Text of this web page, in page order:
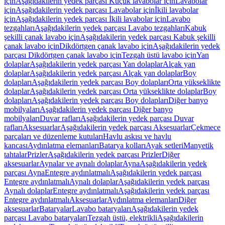
içinAşağıdakilerin yedek parçası Lavabolar içinİkili lavabolar
içinAşağıdakilerin yedek parçası İkili lavabolar içinLavabo
tezgahlarıAşağıdakilerin yedek parçası Lavabo tezgahlarıKabuk
şekilli çanak lavabo içinAşağıdakilerin yedek parçası Kabuk şekilli
çanak lavabo içinDikdörtgen çanak lavabo içinAşağıdakilerin yedek
parçası Dikdörtgen çanak lavabo içinTezgah üstü lavabo içinYan
dolaplarAşağıdakilerin yedek parçası Yan dolaplarAlçak yan
dolaplarAşağıdakilerin yedek parçası Alçak yan dolaplarBoy
dolaplarıAşağıdakilerin yedek parçası Boy dolaplarıOrta yükseklikte
dolaplarAşağıdakilerin yedek parçası Orta yükseklikte dolaplarBoy
dolaplarıAşağıdakilerin yedek parçası Boy dolaplarıDiğer banyo
mobilyalarıAşağıdakilerin yedek parçası Diğer banyo
mobilyalarıDuvar raflarıAşağıdakilerin yedek parçası Duvar
raflarıAksesuarlarAşağıdakilerin yedek parçası AksesuarlarÇekmece
parçaları ve düzenleme kutularıHavlu askısı ve havlu
kancasıAydınlatma elemanlarıBatarya kollarıAyak setleriManyetik
tahtalarPrizlerAşağıdakilerin yedek parçası PrizlerDiğer
aksesuarlarAynalar ve aynalı dolaplarAynaAşağıdakilerin yedek
parçası AynaEntegre aydınlatmalıAşağıdakilerin yedek parçası
Entegre aydınlatmalıAynalı dolaplarAşağıdakilerin yedek parçası
Aynalı dolaplarEntegre aydınlatmalıAşağıdakilerin yedek parçası
Entegre aydınlatmalıAksesuarlarAydınlatma elemanlarıDiğer
aksesuarlarBataryalarLavabo bataryalarıAşağıdakilerin yedek
parçası Lavabo bataryalarıTezgah üstü, elektrikliAşağıdakilerin